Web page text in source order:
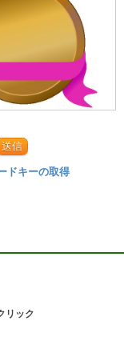
送信
ドキーの取得
リック